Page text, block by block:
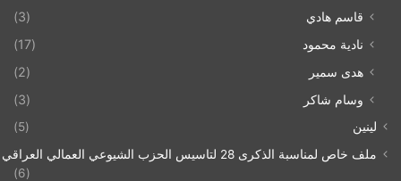
قاسم هادي
(3)
نادية محمود
(17)
هدى سمير
(2)
وسام شاكر
(3)
لينين
(5)
ملف خاص لمناسبة الذكرى 28 لتاسيس الحزب الشيوعي العمالي العراقي 1993/07/21
(6)